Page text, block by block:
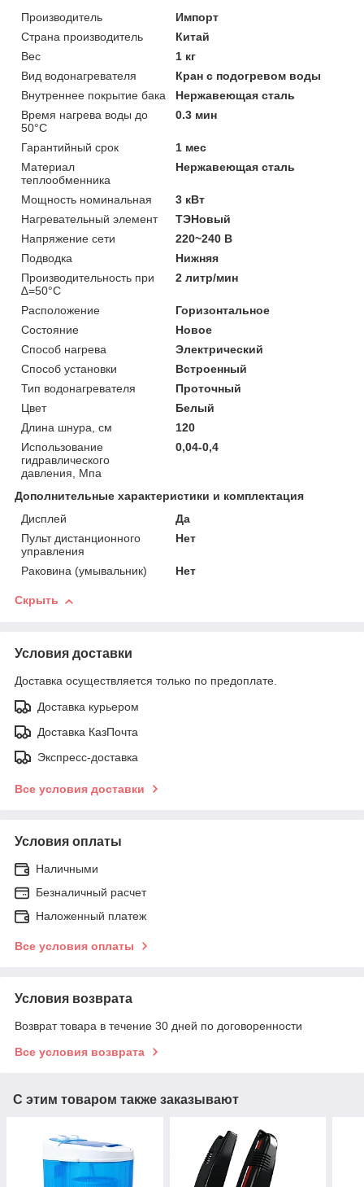
Производитель
Импорт
Страна производитель
Китай
Вес
1 кг
Вид водонагревателя
Кран с подогревом воды
Внутреннее покрытие бака
Нержавеющая сталь
Время нагрева воды до
50°С
0.3 мин
Гарантийный срок
1 мес
Материал
теплообменника
Нержавеющая сталь
Мощность номинальная
3 кВт
Нагревательный элемент
ТЭНовый
Напряжение сети
220~240 В
Подводка
Нижняя
Производительность при
∆=50°С
2 литр/мин
Расположение
Горизонтальное
Состояние
Новое
Способ нагрева
Электрический
Способ установки
Встроенный
Тип водонагревателя
Проточный
Цвет
Белый
Длина шнура, см
120
Использование
гидравлического
давления, Мпа
0,04-0,4
Дополнительные характеристики и комплектация
Дисплей
Да
Пульт дистанционного
управления
Нет
Раковина (умывальник) Нет
Скрыть
Условия доставки
Доставка осуществляется только по предоплате.
Доставка курьером
Доставка КазПочта
Экспресс-доставка
Все условия доставки
Условия оплаты
Наличными
Безналичный расчет
Наложенный платеж
Все условия оплаты
Условия возврата
Возврат товара в течение 30 дней по договоренности
Все условия возврата
С этим товаром также заказывают